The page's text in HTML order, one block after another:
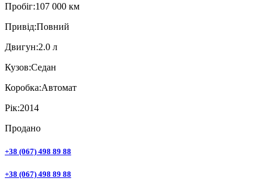
Пробiг:107 000 км
Привiд:Повний
Двигун:2.0 л
Кузов:Седан
Коробка:Автомат
Рік:2014
Продано
+38 (067) 498 89 88
+38 (067) 498 89 88